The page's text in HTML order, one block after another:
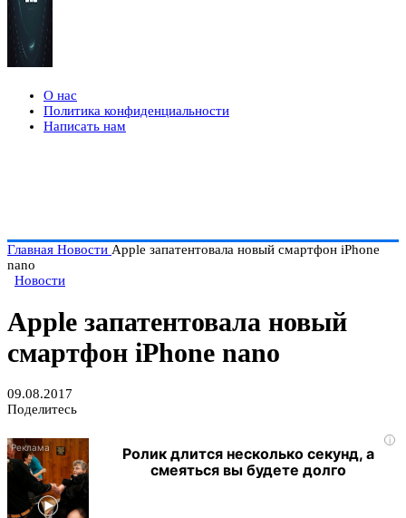
О нас
Политика конфиденциальности
Написать нам
Главная Новости Apple запатентовала новый смартфон iPhone
nano
Новости
Apple запатентовала новый
смартфон iPhone nano
09.08.2017
Поделитесь
i
Ролик длится несколько секунд, а
смеяться вы будете долго